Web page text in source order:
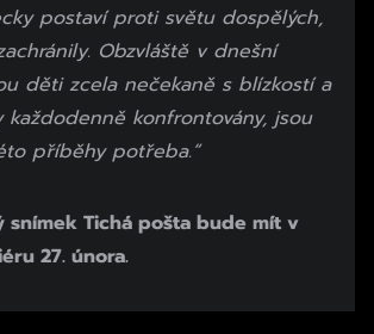
postaví proti světu dospělých,
Obzvláště v dnešní
děti zcela nečekaně s blízkostí a
každodenně konfrontovány, jsou
příběhy potřeba.“
snímek Tichá pošta bude mít v
27. února.